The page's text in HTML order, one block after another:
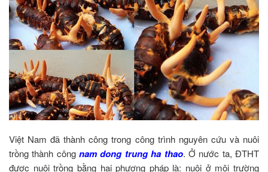
Việt Nam đã thành công trong công trình nguyên cứu và nuôi
trồng thành côngnam dong trung ha thao. Ở nước ta, ĐTHT
được nuôi trồng bằng hai phương pháp là: nuôi ở môi trường